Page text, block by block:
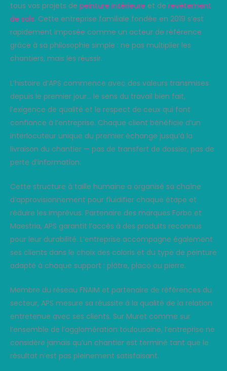
tous vos projets de peinture intérieure et de revêtement
de sols. Cette entreprise familiale fondée en 2019 s’est
rapidement imposée comme un acteur de référence
grâce à sa philosophie simple : ne pas multiplier les
chantiers, mais les réussir.
L’histoire d’APS commence avec des valeurs transmises
depuis le premier jour… le sens du travail bien fait,
l’exigence de qualité et le respect de ceux qui font
confiance à l’entreprise. Chaque client bénéficie d’un
interlocuteur unique du premier échange jusqu’à la
livraison du chantier — pas de transfert de dossier, pas de
perte d’information.
Cette structure à taille humaine a organisé sa chaîne
d’approvisionnement pour fluidifier chaque étape et
réduire les imprévus. Partenaire des marques Forbo et
Maestria, APS garantit l’accès à des produits reconnus
pour leur durabilité. L’entreprise accompagne également
ses clients dans le choix des coloris et du type de peinture
adapté à chaque support : plâtre, placo ou pierre.
Membre du réseau FNAIM et partenaire de références du
secteur, APS mesure sa réussite à la qualité de la relation
entretenue avec ses clients. Sur Muret comme sur
l’ensemble de l’agglomération toulousaine, l’entreprise ne
considère jamais qu’un chantier est terminé tant que le
résultat n’est pas pleinement satisfaisant.